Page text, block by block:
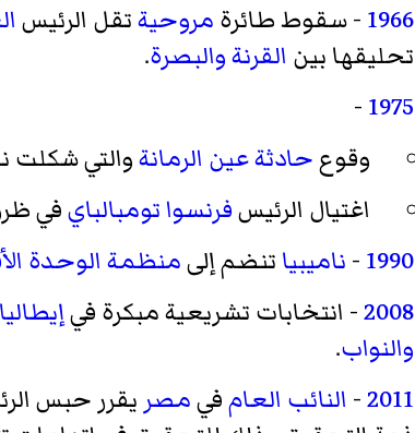
1966 - سقوط طائرة مروحيةتقل الرئيس
تحليقها بين القرنةوالبصرة.
1975
-
وقوع حادثة عين الرمانةوالتي شكلت
اغتيال الرئيسفرنسوا تومبالبايفي
1990
- ناميبيا تنضم إلىمنظمة الوحدة
2008- انتخابات تشريعية مبكرة فيإيطاليا
والنواب.
2011
- النائب العامفيمصر يقرر حبس